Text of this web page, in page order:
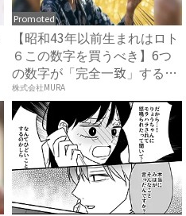
Promoted
【昭和43年以前生まれはロト
６この数字を買うべき】6つ
の数字が「完全一致」する
方...
株式会社MURA